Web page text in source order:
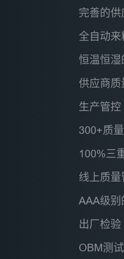
完善的供
全自动来
恒温恒湿
供应商质
生产管控
300+质
100%三
线上质
AAA级别
出厂检验
OBM测试